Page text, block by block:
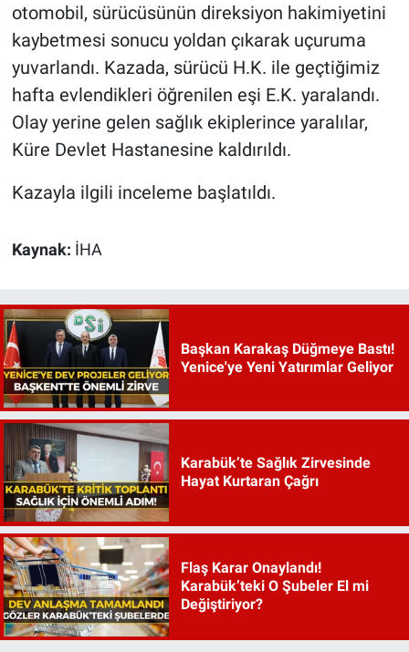
otomobil, sürücüsünün direksiyon hakimiyetini
kaybetmesi sonucu yoldan çıkarak uçuruma
yuvarlandı. Kazada, sürücü H.K. ile geçtiğimiz
hafta evlendikleri öğrenilen eşi E.K. yaralandı.
Olay yerine gelen sağlık ekiplerince yaralılar,
Küre Devlet Hastanesine kaldırıldı.
Kazayla ilgili inceleme başlatıldı.
Kaynak: İHA
Başkan Karakaş Düğmeye Bastı!
Yenice'ye Yeni Yatırımlar Geliyor
Karabük’te Sağlık Zirvesinde
Hayat Kurtaran Çağrı
Flaş Karar Onaylandı!
Karabük’teki O Şubeler El mi
Değiştiriyor?